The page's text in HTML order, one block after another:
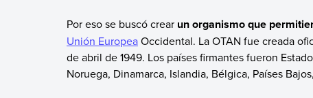
Por eso se buscó crearun organismo que
Unión EuropeaOccidental. La OTAN fue creada
de abril de 1949. Los países firmantes fueron
Noruega, Dinamarca, Islandia, Bélgica, Países